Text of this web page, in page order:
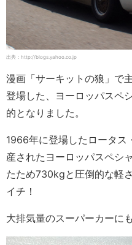
出典：http://blogs.yahoo.co.jp
漫画「サーキットの狼」で
登場した、ヨーロッパスペ
的となりました。
1966年に登場したロータス
産されたヨーロッパスペシ
たため730kgと圧倒的な軽
イチ！
大排気量のスーパーカーに